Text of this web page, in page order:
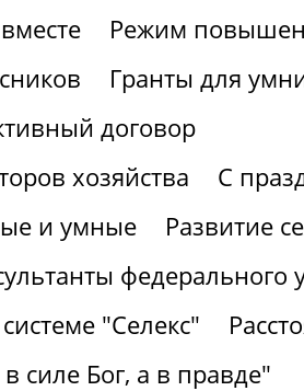
Режим
Гранты для
договор
хозяйства
С
и умные
Развитие
федерального
"Селекс"
силе Бог, а в правде"